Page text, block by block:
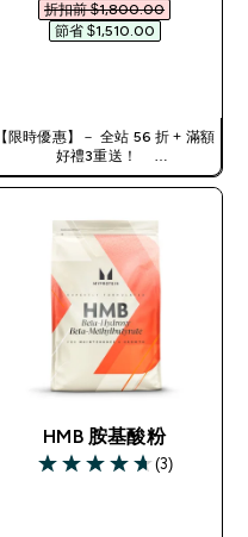
折扣前 $1,800.00‎
節省 $1,510.00‎
【限時優惠】－ 全站 56 折 + 滿額
好禮3重送！
使用優惠碼，獲得額外折扣：
HMB 胺基酸粉
4.67 out of 5 stars
(3)